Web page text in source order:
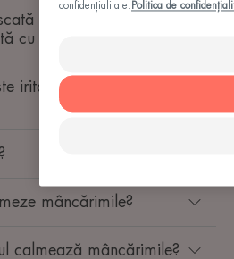
și predispusă la
cu stresul?
iritată, pot să nu mai
mâncărimile?
calmează mâncărimile?
confidențialitate: Politica de